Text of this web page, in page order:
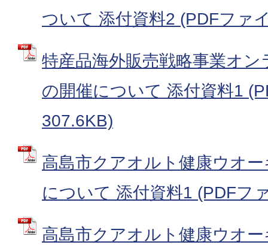
ついて 添付資料2 (PDFファ
特産品海外販売戦略事業オ
の開催について 添付資料1
307.6KB)
高島市クアオルト健康ウオ
について 添付資料1 (PDFフ
高島市クアオルト健康ウオ